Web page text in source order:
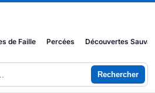
de Faille Percées Découvertes
Rechercher